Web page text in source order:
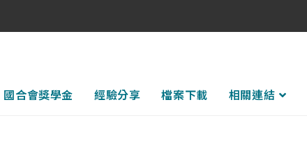
國合會獎學金 經驗分享 檔案下載 相關連結